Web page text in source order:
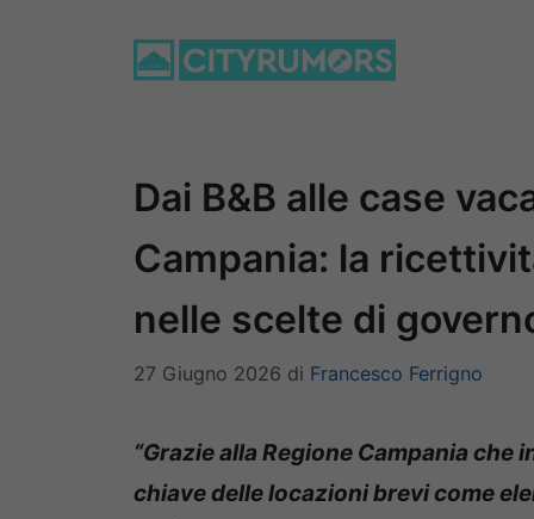
Dai B&B alle case
Campania: la
nelle scelte di
27 Giugno 2026 di Francesco Ferrigno
“Grazie alla Regione Campania
chiave delle locazioni brevi come